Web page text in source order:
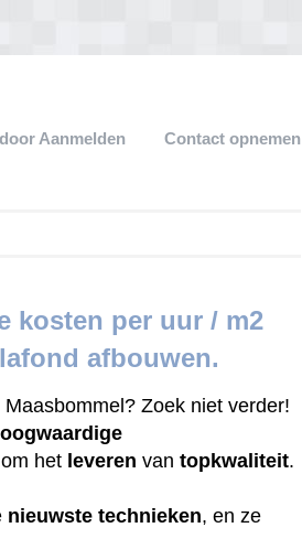
Aanmelden Contact opnemen
kosten per uur / m2
afbouwen.
Maasbommel? Zoek niet verder!
om het leveren vantopkwaliteit.
nieuwste technieken, en ze